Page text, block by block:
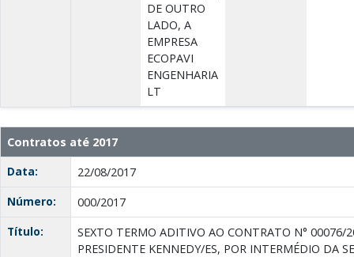
DE OUTRO
LADO, A
EMPRESA
ECOPAVI
ENGENHARIA
LT
Contratos até 2017
Data:
22/08/2017
Número:
000/2017
Título:
SEXTO TERMO ADITIVO AO CONTRATO N° 00076/
PRESIDENTE KENNEDY/ES, POR INTERMÉDIO DA